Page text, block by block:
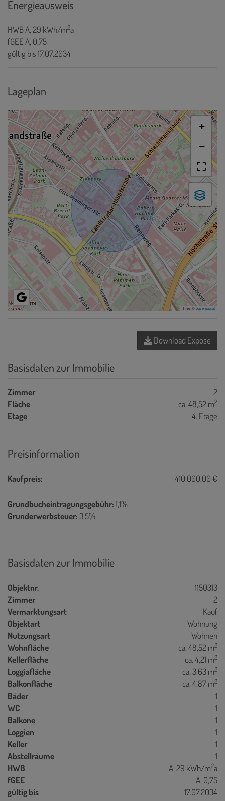
Energieausweis
HWBA, 29 kWh/m2a
fGEEA, 0,75
gültig bis17.07.2034
Lageplan
+
−
Tiles ©basemap.at
Download Expose
Basisdaten zur Immobilie
Zimmer
2
Fläche
ca. 48,52 m2
Etage 4. Etage
Preisinformation
Kaufpreis: 410.000,00 €
Grundbucheintragungsgebühr:1,1%
Grunderwerbsteuer:3,5%
Basisdaten zur Immobilie
Objektnr.
1150313
Zimmer
2
Vermarktungsart
Kauf
Objektart
Wohnung
Nutzungsart
Wohnen
Wohnfläche
ca. 48,52 m2
Kellerfläche ca. 4,21 m2
Loggiafläche ca. 3,63 m2
Balkonfläche ca. 4,87 m2
Bäder
1
WC
1
Balkone
1
Loggien
1
Keller
1
Abstellräume
1
HWB
A, 29 kWh/m2a
fGEE
A, 0,75
gültig bis
17.07.2034